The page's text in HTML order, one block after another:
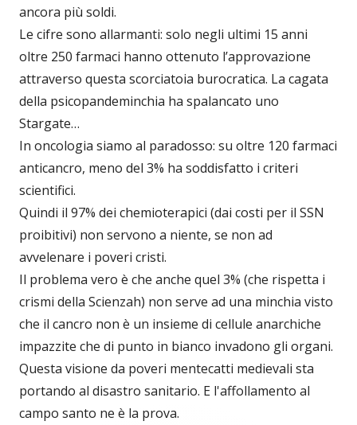
ancora più soldi.
Le cifre sono allarmanti: solo negli ultimi 15 anni
oltre 250 farmaci hanno ottenuto l’approvazione
attraverso questa scorciatoia burocratica. La cagata
della psicopandeminchia ha spalancato uno
Stargate…
In oncologia siamo al paradosso: su oltre 120 farmaci
anticancro, meno del 3% ha soddisfatto i criteri
scientifici.
Quindi il 97% dei chemioterapici (dai costi per il SSN
proibitivi) non servono a niente, se non ad
avvelenare i poveri cristi.
Il problema vero è che anche quel 3% (che rispetta i
crismi della Scienzah) non serve ad una minchia visto
che il cancro non è un insieme di cellule anarchiche
impazzite che di punto in bianco invadono gli organi.
Questa visione da poveri mentecatti medievali sta
portando al disastro sanitario. E l'affollamento al
campo santo ne è la prova.